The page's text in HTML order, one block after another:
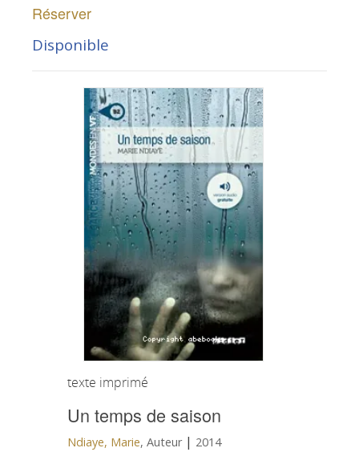
Réserver
Disponible
texte imprimé
Un temps de saison
Ndiaye, Marie, Auteur | 2014